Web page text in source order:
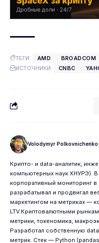
Дробные доли · 24/7
ТЕГИ: AMD BROADCOM
ИСТОЧНИКИ:
CNBC
Volodymyr Polkovnichenko
Крипто- и data-аналитик,
компьютерных наук ХНУРЭ).
корпоративный мониторинг
разрабатывал и продвигал
маркетингом на метриках —
LTV.Криптовалютными
метрики, токеномика,
Разработал собственную
метрик. Стек — Python